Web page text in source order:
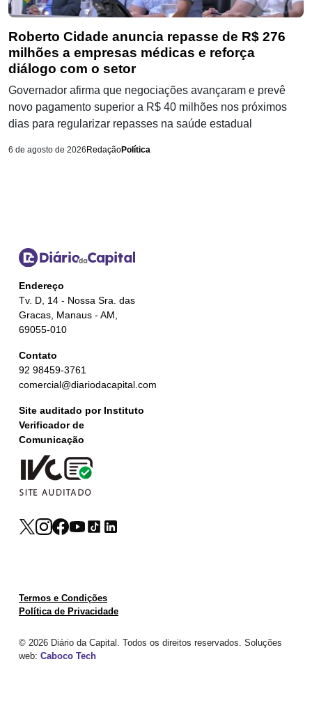
Roberto Cidade anuncia repasse de R$ 276
milhões a empresas médicas e reforça
diálogo com o setor
Governador afirma que negociações avançaram e prevê
novo pagamento superior a R$ 40 milhões nos próximos
dias para regularizar repasses na saúde estadual
6 de agosto de 2026 RedaçãoPolítica
Endereço
Tv. D, 14 - Nossa Sra. das
Gracas, Manaus - AM,
69055-010
Contato
92 98459-3761
comercial@diariodacapital.com
Site auditado por Instituto
Verificador de
Comunicação
© 2026 Diário da Capital. Todos os direitos reservados. Soluções
web: Caboco Tech
Termos e Condições
Política de Privacidade